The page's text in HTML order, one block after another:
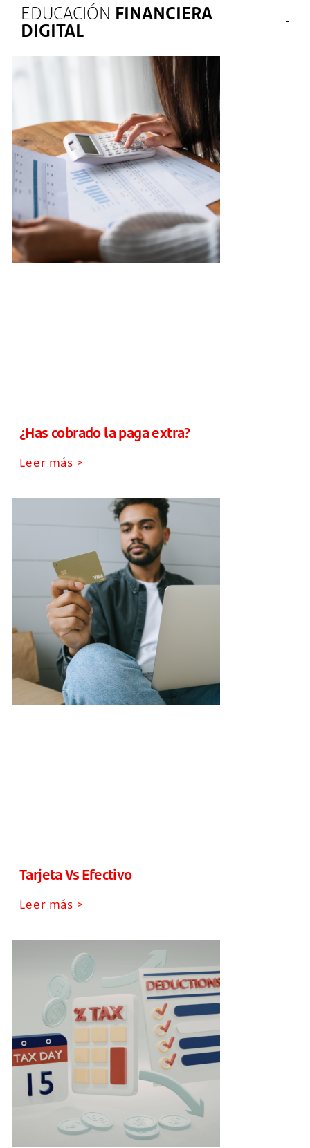
EDUCACIÓN FINANCIERA
DIGITAL
¿Has cobrado la paga extra?
Leer más >
Tarjeta Vs Efectivo
Leer más >